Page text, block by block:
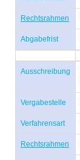
Rechtsrahmen
Abgabefrist
Ausschreibung
Vergabestelle
Verfahrensart
Rechtsrahmen